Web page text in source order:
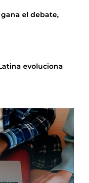
el debate,
evoluciona